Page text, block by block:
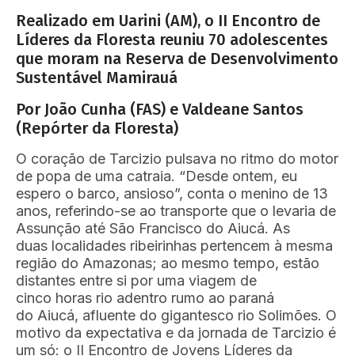
Realizado em Uarini (AM), o II Encontro de
Líderes da Floresta reuniu 70 adolescentes
que moram na Reserva de Desenvolvimento
Sustentável Mamirauá
Por João Cunha (FAS) e Valdeane Santos
(Repórter da Floresta)
O coração de Tarcizio pulsava no ritmo do motor
de popa de uma catraia. “Desde ontem, eu
espero o barco, ansioso”, conta o menino de 13
anos, referindo-se ao transporte que o levaria de
Assunção até São Francisco do Aiucá. As
duas localidades ribeirinhas pertencem à mesma
região do Amazonas; ao mesmo tempo, estão
distantes entre si por uma viagem de
cinco horas rio adentro rumo ao paraná
do Aiucá, afluente do gigantesco rio Solimões. O
motivo da expectativa e da jornada de Tarcizio é
um só: o II Encontro de Jovens Líderes da